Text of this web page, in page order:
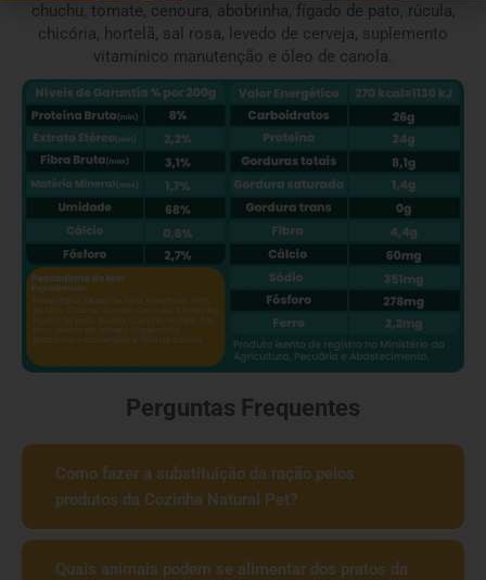
chuchu, tomate, cenoura, abobrinha, fígado de pato, rúcula,
chicória, hortelã, sal rosa, levedo de cerveja, suplemento
vitamínico manutenção e óleo de canola.
Perguntas Frequentes
Como fazer a substituição da ração pelos
produtos da Cozinha Natural Pet?
Quais animais podem se alimentar dos pratos da